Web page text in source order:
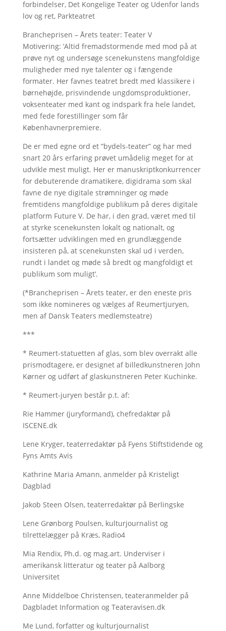
forbindelser, Det Kongelige Teater og Udenfor lands
lov og ret, Parkteatret
Brancheprisen – Årets teater: Teater V
Motivering: ’Altid fremadstormende med mod på at
prøve nyt og undersøge scenekunstens mangfoldige
muligheder med nye talenter og i fængende
formater. Her favnes teatret bredt med klassikere i
børnehøjde, prisvindende ungdomsproduktioner,
voksenteater med kant og indspark fra hele landet,
med fede forestillinger som får
Københavnerpremiere.
De er med egne ord et ”bydels-teater” og har med
snart 20 års erfaring prøvet umådelig meget for at
udvikle mest muligt. Her er manuskriptkonkurrencer
for debuterende dramatikere, digidrama som skal
favne de nye digitale strømninger og møde
fremtidens mangfoldige publikum på deres digitale
platform Future V. De har, i den grad, været med til
at styrke scenekunsten lokalt og nationalt, og
fortsætter udviklingen med en grundlæggende
insisteren på, at scenekunsten skal ud i verden,
rundt i landet og møde så bredt og mangfoldigt et
publikum som muligt’.
(*Brancheprisen – Årets teater, er den eneste pris
som ikke nomineres og vælges af Reumertjuryen,
men af Dansk Teaters medlemsteatre)
***
* Reumert-statuetten af glas, som blev overrakt alle
prismodtagere, er designet af billedkunstneren John
Kørner og udført af glaskunstneren Peter Kuchinke.
* Reumert-juryen består p.t. af:
Rie Hammer (juryformand), chefredaktør på
ISCENE.dk
Lene Kryger, teaterredaktør på Fyens Stiftstidende og
Fyns Amts Avis
Kathrine Maria Amann, anmelder på Kristeligt
Dagblad
Jakob Steen Olsen, teaterredaktør på Berlingske
Lene Grønborg Poulsen, kulturjournalist og
tilrettelægger på Kræs, Radio4
Mia Rendix, Ph.d. og mag.art. Underviser i
amerikansk litteratur og teater på Aalborg
Universitet
Anne Middelboe Christensen, teateranmelder på
Dagbladet Information og Teateravisen.dk
Me Lund, forfatter og kulturjournalist